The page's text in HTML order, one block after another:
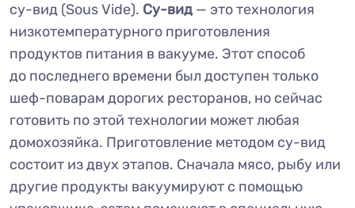
су-вид (Sous Vide). Су-вид — это технология
низкотемпературного приготовления
продуктов питания в вакууме. Этот способ
до последнего времени был доступен только
шеф-поварам дорогих ресторанов, но сейчас
готовить по этой технологии может любая
домохозяйка. Приготовление методом су-вид
состоит из двух этапов. Сначала мясо, рыбу или
другие продукты вакуумируют с помощью